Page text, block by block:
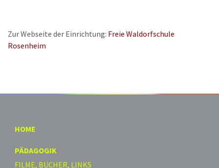
Zur Webseite der Einrichtung: Freie Waldorfschule
Rosenheim
HOME
PÄDAGOGIK
FILME, BÜCHER, LINKS